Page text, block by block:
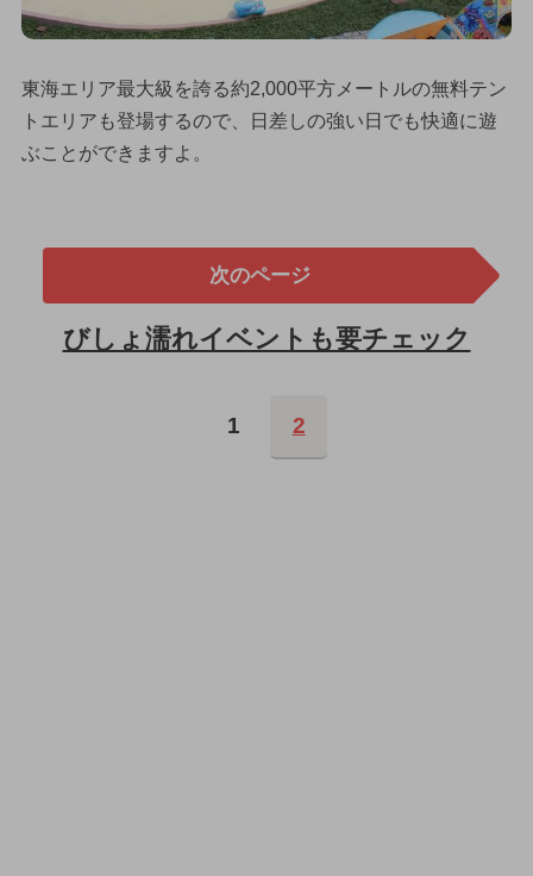
東海エリア最大級を誇る約2,000平方メートルの無料テン
トエリアも登場するので、日差しの強い日でも快適に遊
ぶことができますよ。
次のページ
びしょ濡れイベントも要チェック
1 2